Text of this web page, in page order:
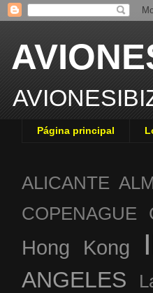
Página principal
ALICANTE
COPENAGUE
Hong Kong
ANGELES